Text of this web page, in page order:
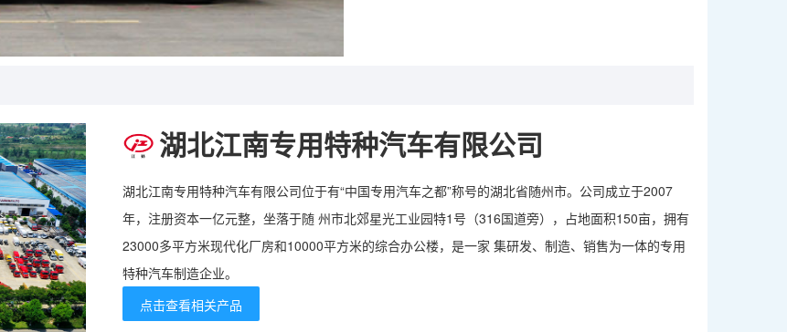
湖北江南专用特种汽车有限公司
湖北江南专用特种汽车有限公司位于有“中国专用汽车之都”称号的湖北省随州市。公司成立于2007
年，注册资本一亿元整，坐落于随 州市北郊星光工业园特1号（316国道旁），占地面积150亩，拥有
23000多平方米现代化厂房和10000平方米的综合办公楼，是一家 集研发、制造、销售为一体的专用
特种汽车制造企业。
点击查看相关产品